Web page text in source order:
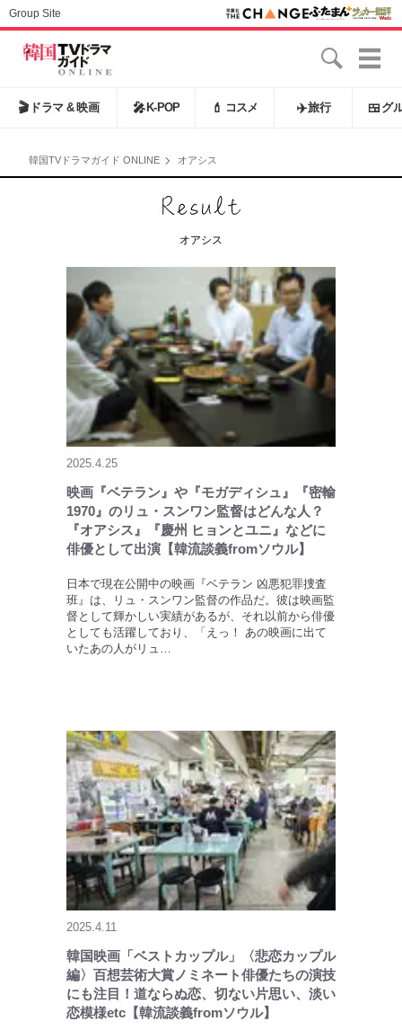
Group Site
🎬 ドラマ & 映画 🎤 K-POP 💄 コスメ ✈️旅行 🍱 グ
韓国TVドラマガイド ONLINE オアシス
オアシス
2025.4.25
映画『ベテラン』や『モガディシュ』『密輸
1970』のリュ・スンワン監督はどんな人？
『オアシス』『慶州 ヒョンとユニ』などに
俳優として出演【韓流談義fromソウル】
日本で現在公開中の映画『ベテラン 凶悪犯罪捜査
班』は、リュ・スンワン監督の作品だ。彼は映画監
督として輝かしい実績があるが、それ以前から俳優
としても活躍しており、「えっ！ あの映画に出て
いたあの人がリュ…
2025.4.11
韓国映画「ベストカップル」〈悲恋カップル
編〉百想芸術大賞ノミネート俳優たちの演技
にも注目！道ならぬ恋、切ない片思い、淡い
恋模様etc【韓流談義fromソウル】